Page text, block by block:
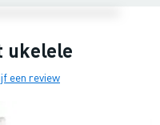
ukelele
een review